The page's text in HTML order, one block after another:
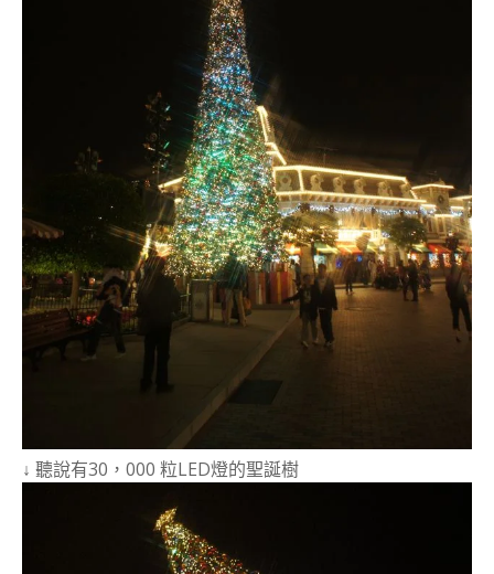
↓ 聽說有30，000 粒LED燈的聖誕樹